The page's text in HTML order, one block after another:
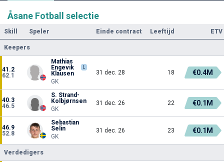
Åsane Fotball selectie
Skill Speler Einde contract Leeftijd ETV
Keepers
41.2
62.1
Mathias
Engevik
Klausen
L
GK
31 dec. 28 18 €0.4M
40.3
46.5
S. Strand-
Kolbjørnsen
GK
31 dec. 26 22 €0.1M
46.9
52.8
Sebastian
Selin
GK
31 dec. 26 23 €0.1M
Verdedigers